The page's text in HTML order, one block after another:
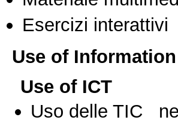
Esercizi interattivi
Use of
Use of ICT
Uso delle TIC